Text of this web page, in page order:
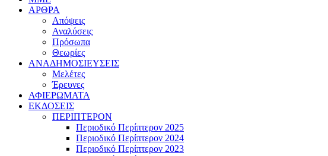
ΑΡΘΡΑ
Απόψεις
Αναλύσεις
Πρόσωπα
Θεωρίες
ΑΝΑΔΗΜΟΣΙΕΥΣΕΙΣ
Μελέτες
Έρευνες
ΑΦΙΕΡΩΜΑΤΑ
ΕΚΔΟΣΕΙΣ
ΠΕΡΙΠΤΕΡΟΝ
Περιοδικό Περίπτερον 2025
Περιοδικό Περίπτερον 2024
Περιοδικό Περίπτερον 2023